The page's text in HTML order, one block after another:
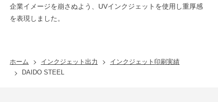
企業イメージを崩さぬよう、UVインクジェットを使用し重厚感
を表現しました。
ホーム インクジェット出力
インクジェット印刷実績
DAIDO STEEL